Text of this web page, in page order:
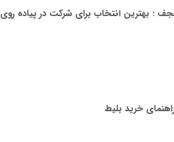
: بهترین انتخاب برای شرکت در پیاده روی